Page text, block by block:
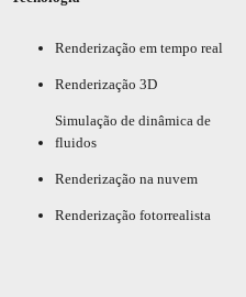
Renderização em tempo real
Renderização 3D
Simulação de dinâmica de
fluidos
Renderização na nuvem
Renderização fotorrealista